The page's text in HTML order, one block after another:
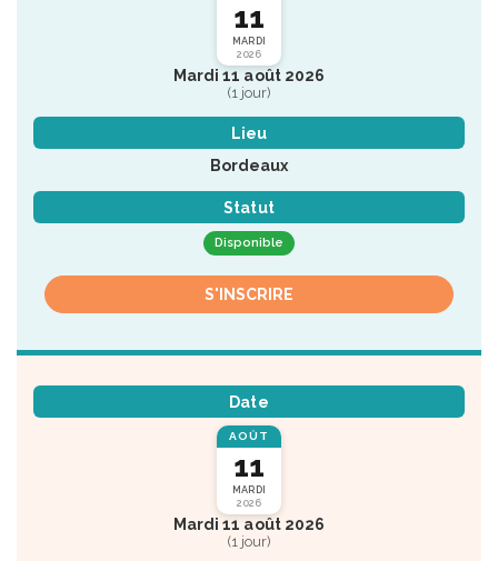
11
MARDI
2026
Mardi 11 août 2026
(1 jour)
Lieu
Bordeaux
Statut
Disponible
S'INSCRIRE
Date
AOÛT
11
MARDI
2026
Mardi 11 août 2026
(1 jour)